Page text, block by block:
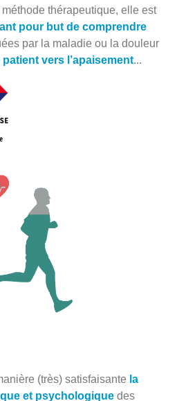
méthode thérapeutique, elle est
pour but de comprendre
par la maladie ou la douleur
vers l’apaisement...
(très) satisfaisante la
et psychologique des